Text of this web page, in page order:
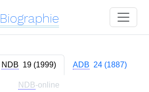
Biographie
NDB 19 (1999) ADB 24 (1887)
NDB-online